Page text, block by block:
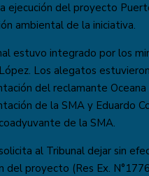
ejecución del proyecto
ambiental de la iniciativa.
estuvo integrado por los
Los alegatos
del reclamante
de la SMA y Eduardo
de la SMA.
al Tribunal dejar sin
del proyecto (Res Ex.